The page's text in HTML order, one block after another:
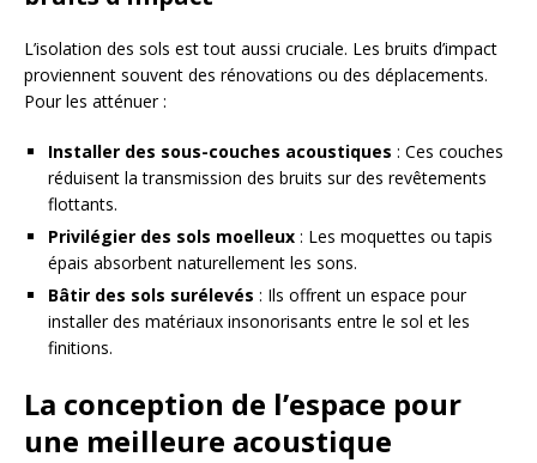
L’isolation des sols est tout aussi cruciale. Les bruits d’impact
proviennent souvent des rénovations ou des déplacements.
Pour les atténuer :
Installer des sous-couches acoustiques : Ces couches
réduisent la transmission des bruits sur des revêtements
flottants.
Privilégier des sols moelleux : Les moquettes ou tapis
épais absorbent naturellement les sons.
Bâtir des sols surélevés : Ils offrent un espace pour
installer des matériaux insonorisants entre le sol et les
finitions.
La conception de l’espace pour
une meilleure acoustique